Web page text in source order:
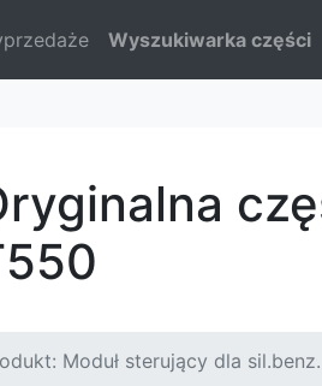
Wyszukiwarka części
Moduł sterujący dla